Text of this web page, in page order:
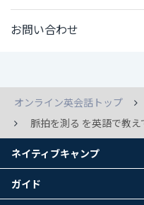
お問い合わせ
オンライン英会話トップ
脈拍を測る を英語で教え
ネイティブキャンプ
ガイド